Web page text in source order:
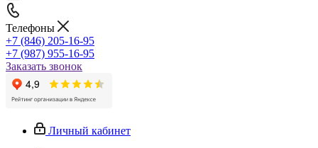
Телефоны
+7 (846) 205-16-95
+7 (987) 955-16-95
Заказать звонок
Личный кабинет